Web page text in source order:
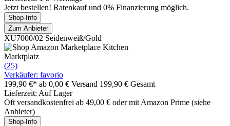
Jetzt bestellen! Ratenkauf und 0% Finanzierung möglich.
Shop-Info
Zum Anbieter
XU7000/02 Seidenweiß/Gold
Marktplatz
(25)
Verkäufer: favorio
199,90 €* ab 0,00 € Versand 199,90 € Gesamt
Lieferzeit: Auf Lager
Oft versandkostenfrei ab 49,00 € oder mit Amazon Prime (siehe
Anbieter)
Shop-Info